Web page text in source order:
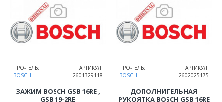
ПРО-ТЕЛЬ:
BOSCH
АРТИКУЛ:
2601329118
ЗАЖИМ BOSCH GSB 16RE ,
GSB 19-2RE
ПРО-ТЕЛЬ:
BOSCH
АРТИКУЛ:
2602025175
ДОПОЛНИТЕЛЬНАЯ
РУКОЯТКА BOSCH GSB 16RE